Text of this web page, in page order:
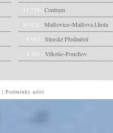
11 779 - Centrum
10 021 - Malšovice~Malšova Lhota
8 982 - Slezské Předměstí
4 105 - Věkoše~Pouchov
| Podmínky užití